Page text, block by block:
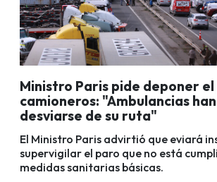
Ministro Paris pide deponer
camioneros: "Ambulancias
desviarse de su ruta"
El Ministro Paris advirtió que eviará
supervigilar el paro que no está
medidas sanitarias básicas.